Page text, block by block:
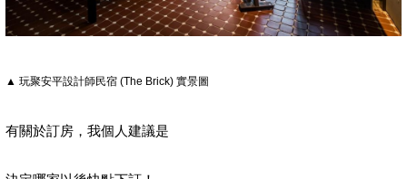
▲ 玩聚安平設計師民宿 (The Brick) 實景圖
有關於訂房，我個人建議是